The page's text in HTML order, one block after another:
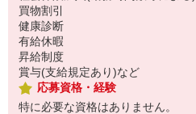
買物割引
健康診断
有給休暇
昇給制度
賞与(支給規定あり)など
応募資格・経験
特に必要な資格はありません。